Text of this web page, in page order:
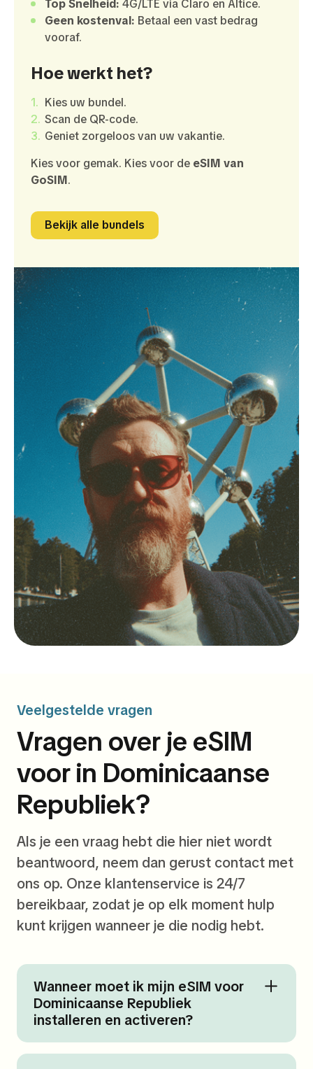
Top Snelheid: 4G/LTE via Claro en Altice.
Geen kostenval: Betaal een vast bedrag
vooraf.
Hoe werkt het?
Kies uw bundel.
Scan de QR-code.
Geniet zorgeloos van uw vakantie.
Kies voor gemak. Kies voor de eSIM van
GoSIM.
Bekijk alle bundels
Veelgestelde vragen
Vragen over je eSIM
voor in Dominicaanse
Republiek?
Als je een vraag hebt die hier niet wordt
beantwoord, neem dan gerust contact met
ons op. Onze klantenservice is 24/7
bereikbaar, zodat je op elk moment hulp
kunt krijgen wanneer je die nodig hebt.
Wanneer moet ik mijn eSIM voor
Dominicaanse Republiek
installeren en activeren?